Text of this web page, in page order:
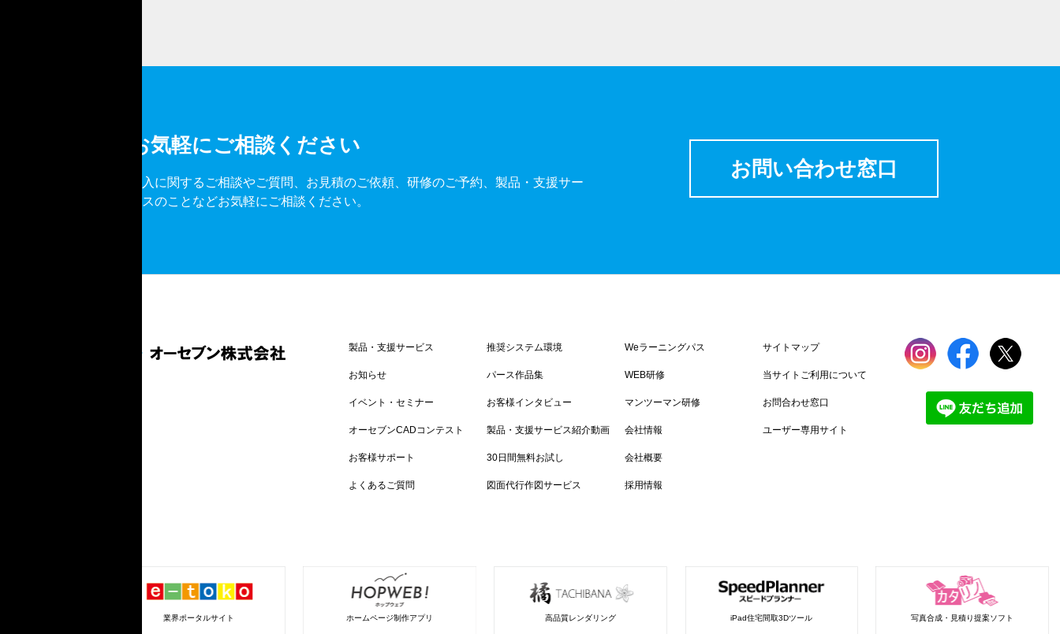
お気軽にご相談ください
導入に関するご相談やご質問、お見積のご依頼、研修のご予約、製品・支援サー
ビスのことなどお気軽にご相談ください。
お問い合わせ窓口
製品・支援サービス
お知らせ
イベント・セミナー
オーセブンCADコンテスト
お客様サポート
よくあるご質問
推奨システム環境
パース作品集
お客様インタビュー
製品・支援サービス紹介動画
30日間無料お試し
図面代行作図サービス
Weラーニングパス
WEB研修
マンツーマン研修
会社情報
会社概要
採用情報
サイトマップ
当サイトご利用について
お問合わせ窓口
ユーザー専用サイト
業界ポータルサイト ホームページ制作アプリ 高品質レンダリング iPad住宅間取3Dツール 写真合成・見積り提案ソフト